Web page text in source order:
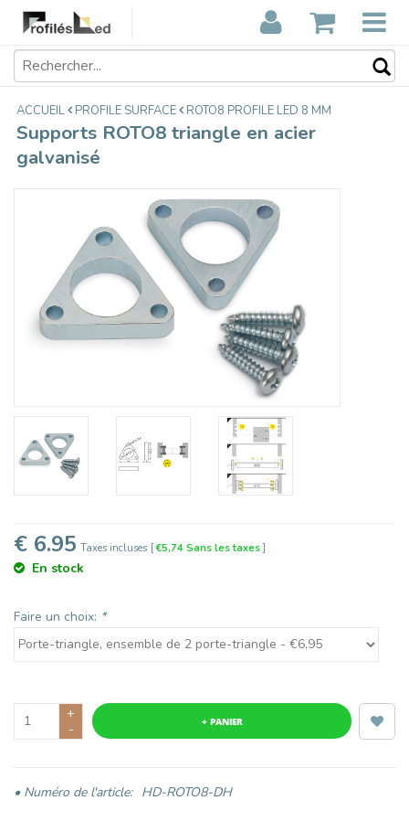
Supports ROTO8 triangle en acier
galvanisé
€6,95
ACCUEIL PROFILE SURFACE ROTO8 PROFILE LED 8 MM
Supports ROTO8 triangle en acier
galvanisé
€ 6.95 Taxes incluses [€5,74 Sans les taxes]
En stock
Faire un choix: *
+
-
+ PANIER
• Numéro de l'article: HD-ROTO8-DH